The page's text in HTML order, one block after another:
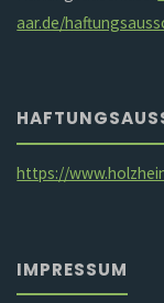
aar.de/
https://
IMPRESSUM